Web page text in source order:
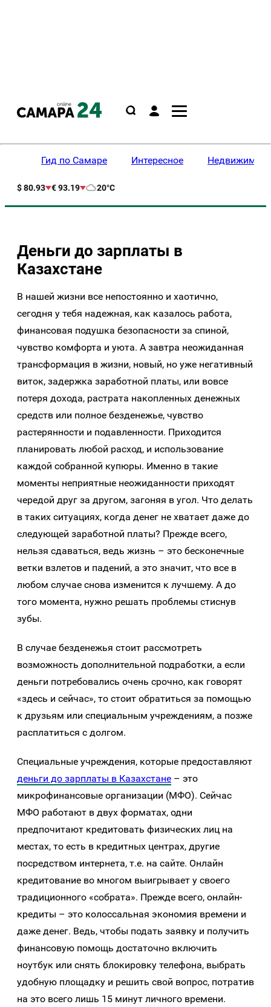
Гид по Самаре Интересное
$ 80.93 € 93.19 20°C
Деньги до зарплаты в
Казахстане
В нашей жизни все непостоянно и хаотично,
сегодня у тебя надежная, как казалось работа,
финансовая подушка безопасности за спиной,
чувство комфорта и уюта. А завтра неожиданная
трансформация в жизни, новый, но уже негативный
виток, задержка заработной платы, или вовсе
потеря дохода, растрата накопленных денежных
средств или полное безденежье, чувство
растерянности и подавленности. Приходится
планировать любой расход, и использование
каждой собранной купюры. Именно в такие
моменты неприятные неожиданности приходят
чередой друг за другом, загоняя в угол. Что делать
в таких ситуациях, когда денег не хватает даже до
следующей заработной платы? Прежде всего,
нельзя сдаваться, ведь жизнь – это бесконечные
ветки взлетов и падений, а это значит, что все в
любом случае снова изменится к лучшему. А до
того момента, нужно решать проблемы стиснув
зубы.
В случае безденежья стоит рассмотреть
возможность дополнительной подработки, а если
деньги потребовались очень срочно, как говорят
«здесь и сейчас», то стоит обратиться за помощью
к друзьям или специальным учреждениям, а позже
расплатиться с долгом.
Специальные учреждения, которые предоставляют
деньги до зарплаты в Казахстане – это
микрофинансовые организации (МФО). Сейчас
МФО работают в двух форматах, одни
предпочитают кредитовать физических лиц на
местах, то есть в кредитных центрах, другие
посредством интернета, т.е. на сайте. Онлайн
кредитование во многом выигрывает у своего
традиционного «собрата». Прежде всего, онлайн-
кредиты – это колоссальная экономия времени и
даже денег. Ведь, чтобы подать заявку и получить
финансовую помощь достаточно включить
ноутбук или снять блокировку телефона, выбрать
удобную площадку и решить свой вопрос, потратив
на это всего лишь 15 минут личного времени.